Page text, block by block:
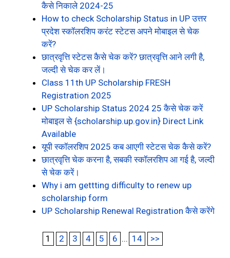
कैसे निकाले 2024-25
How to check Scholarship Status in UP उत्तर
प्रदेश स्कॉलरशिप करंट स्टेटस अपने मोबाइल से चेक
करें?
छात्रवृत्ति स्टेटस कैसे चेक करें? छात्रवृत्ति आने लगी है,
जल्दी से चेक कर लें।
Class 11th UP Scholarship FRESH
Registration 2025
UP Scholarship Status 2024 25 कैसे चेक करें
मोबाइल से {scholarship.up.gov.in} Direct Link
Available
यूपी स्कॉलरशिप 2025 कब आएगी स्टेटस चेक कैसे करें?
छात्रवृत्ति चेक करना है, सबकी स्कॉलरशिप आ गई है, जल्दी
से चेक करें।
Why i am gettting difficulty to renew up
scholarship form
UP Scholarship Renewal Registration कैसे करेंगे
1 2 3 4 5 6 ... 14 >>